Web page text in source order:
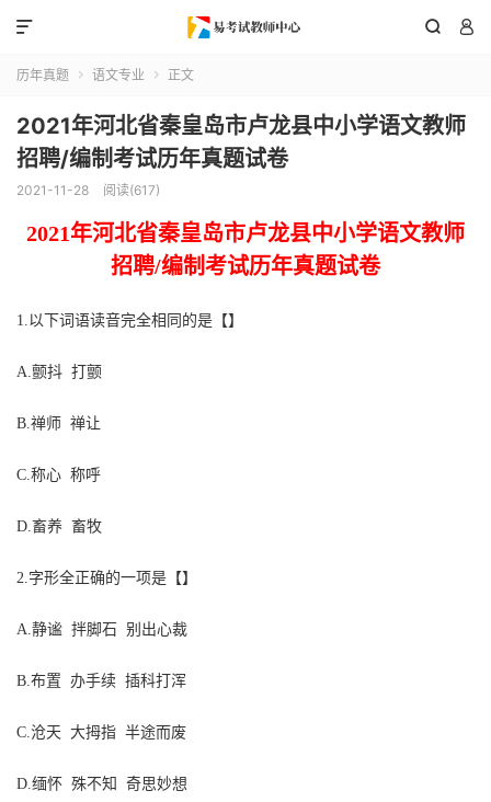
 

历年真题  语文专业  正文
2021年河北省秦皇岛市卢龙县中小学语文教师
招聘/编制考试历年真题试卷
2021-11-28 阅读(617)
2021年河北省秦皇岛市卢龙县中小学语文教师
招聘/编制考试历年真题试卷
1.以下词语读音完全相同的是【】
A.颤抖 打颤
B.禅师 禅让
C.称心 称呼
D.畜养 畜牧
2.字形全正确的一项是【】
A.静谧 拌脚石 别出心裁
B.布置 办手续 插科打浑
C.沧天 大拇指 半途而废
D.缅怀 殊不知 奇思妙想